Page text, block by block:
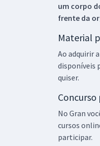
um corpo
frente da
Material
Ao adquirir
disponíveis
quiser.
No Gran
cursos
participar.